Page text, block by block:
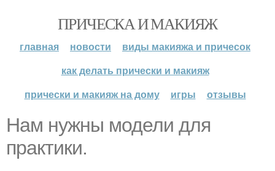
ПРИЧЕСКА И МАКИЯЖ
главная новости
виды макияжа и причесок
как делать прически и макияж
прически и макияж на дому
игры отзывы
Нам нужны модели для
практики.